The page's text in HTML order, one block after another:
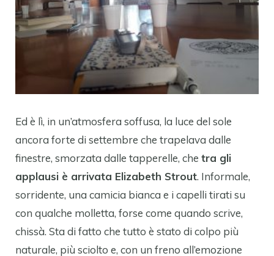
Ed è lì, in un’atmosfera soffusa, la luce del sole
ancora forte di settembre che trapelava dalle
finestre, smorzata dalle tapperelle, che tra gli
applausi è arrivata Elizabeth Strout. Informale,
sorridente, una camicia bianca e i capelli tirati su
con qualche molletta, forse come quando scrive,
chissà. Sta di fatto che tutto è stato di colpo più
naturale, più sciolto e, con un freno all’emozione